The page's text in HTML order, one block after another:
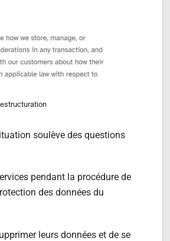
soulève des questions
pendant la procédure de
des données du
leurs données et de se